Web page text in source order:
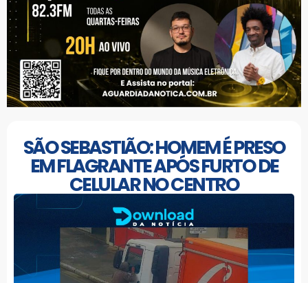
SÃO SEBASTIÃO: HOMEM É PRESO
EM FLAGRANTE APÓS FURTO DE
CELULAR NO CENTRO